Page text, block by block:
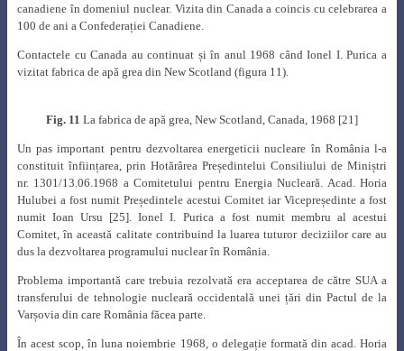
canadiene în domeniul nuclear. Vizita din Canada a coincis cu celebrarea a
100 de ani a Confederației Canadiene.
Contactele cu Canada au continuat și în anul 1968 când Ionel I. Purica a
vizitat fabrica de apă grea din New Scotland (figura 11).
Fig. 11 La fabrica de apă grea, New Scotland, Canada, 1968 [21]
Un pas important pentru dezvoltarea energeticii nucleare în România l-a
constituit înființarea, prin Hotărârea Președintelui Consiliului de Miniștri
nr. 1301/13.06.1968 a Comitetului pentru Energia Nucleară. Acad. Horia
Hulubei a fost numit Președintele acestui Comitet iar Vicepreședinte a fost
numit Ioan Ursu [25]
Ionel I. Purica a fost numit membru al acestui
Comitet, în această calitate contribuind la luarea tuturor deciziilor care au
dus la dezvoltarea programului nuclear în România.
Problema importantă care trebuia rezolvată era acceptarea de către SUA a
transferului de tehnologie nucleară occidentală unei țări din Pactul de la
Varșovia din care România făcea parte.
În acest scop, în luna noiembrie 1968, o delegație formată din acad. Horia